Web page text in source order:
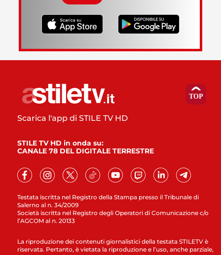
Testata iscritta nel Registro della Stampa presso il Tribunale di
Salerno al n. 34/2009
Società iscritta nel Registro degli Operatori di Comunicazione c/o
l’AGCOM al n. 20133
Scarica l'app di STILE TV HD
STILE TV HD in onda su:
CANALE 78 DEL DIGITALE TERRESTRE
La riproduzione dei contenuti giornalistici della testata STILETV è
riservata. Pertanto, è vietata la riproduzione e l’uso, anche parziale,